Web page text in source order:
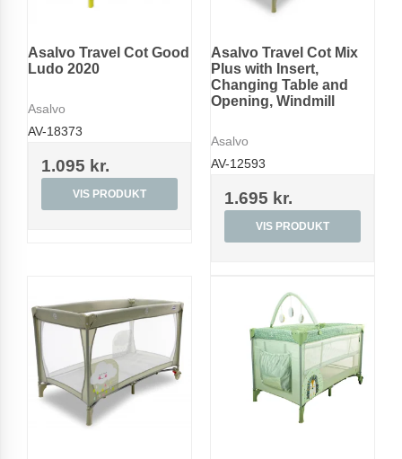
Asalvo Travel Cot Good
Ludo 2020
Asalvo
AV-18373
1.095 kr.
VIS PRODUKT
Asalvo Travel Cot Mix
Plus with Insert,
Changing Table and
Opening, Windmill
Asalvo
AV-12593
1.695 kr.
VIS PRODUKT